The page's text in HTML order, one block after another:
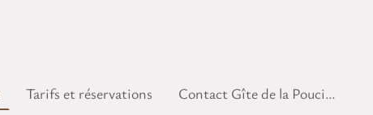
Tarifs et réservations Contact Gîte de la Poucinière